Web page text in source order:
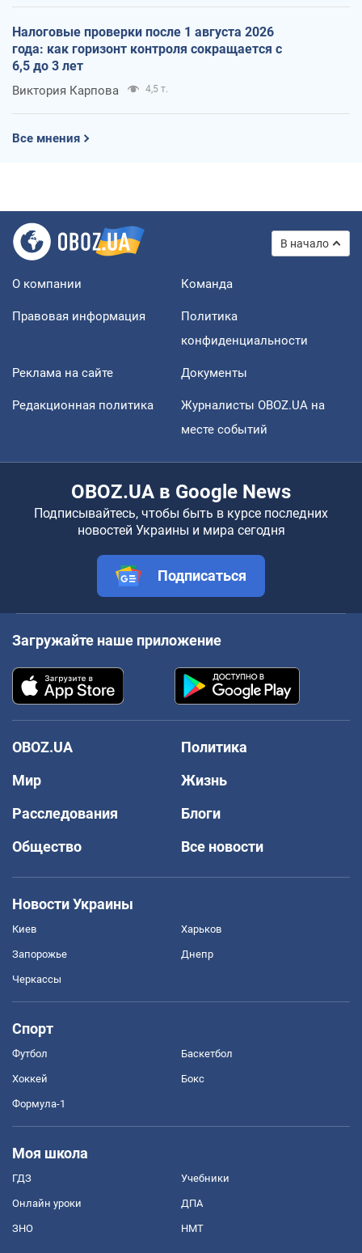
Налоговые проверки после 1 августа 2026
года: как горизонт контроля сокращается с
6,5 до 3 лет
Виктория Карпова 4,5 т.
Все мнения
В начало
О компании Команда
Правовая информация
Политика
конфиденциальности
Реклама на сайте Документы
Редакционная политика
Журналисты OBOZ.UA на
месте событий
OBOZ.UA в Google News
Подписывайтесь, чтобы быть в курсе последних
новостей Украины и мира сегодня
Подписаться
Загружайте наше приложение
OBOZ.UA
Политика
Мир
Жизнь
Расследования
Блоги
Общество
Все новости
Новости Украины
Киев Харьков
Запорожье Днепр
Черкассы
Спорт
Футбол Баскетбол
Хоккей Бокс
Формула-1
Моя школа
ГДЗ Учебники
Онлайн уроки ДПА
ЗНО НМТ